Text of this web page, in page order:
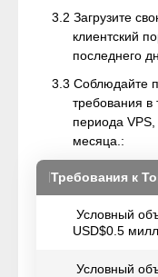
3.2 Загрузите
клиентский
последнего
3.3 Соблюдайте
требования в
периода VPS,
месяца.:
Требования к
Условный
USD$0.5
Условный